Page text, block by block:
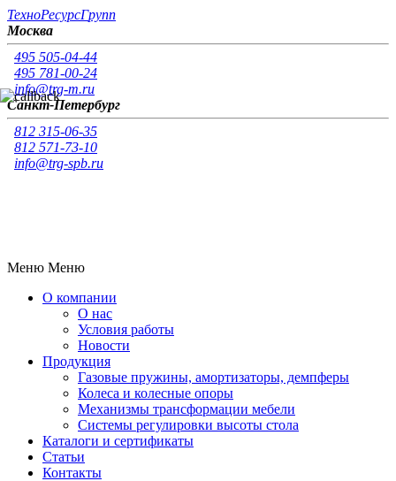
ТехноРесурсГрупп
Москва
495 505-04-44
495 781-00-24
info@trg-m.ru
Санкт-Петербург
812 315-06-35
812 571-73-10
info@trg-spb.ru
Меню Меню
О компании
О нас
Условия работы
Новости
Продукция
Газовые пружины, амортизаторы, демпферы
Колеса и колесные опоры
Механизмы трансформации мебели
Системы регулировки высоты стола
Каталоги и сертификаты
Статьи
Контакты